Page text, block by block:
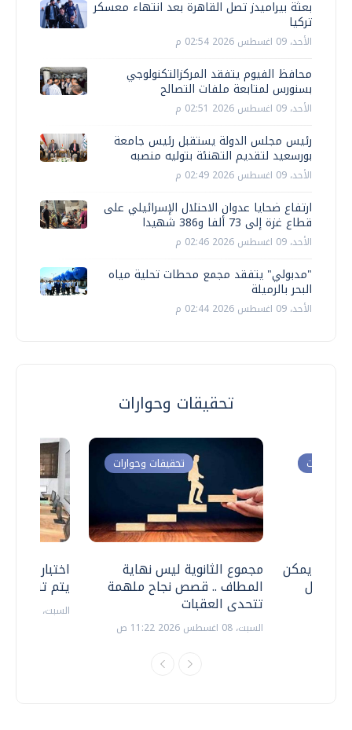
بعثة بيراميدز تصل القاهرة بعد انتهاء معسكر
تركيا
الأحد، 09 اغسطس 2026 02:54 م
محافظ الفيوم يتفقد المركزالتكنولوجي
بسنورس لمتابعة ملفات التصالح
الأحد، 09 اغسطس 2026 02:51 م
رئيس مجلس الدولة يستقبل رئيس جامعة
بورسعيد لتقديم التهنئة بتوليه منصبه
الأحد، 09 اغسطس 2026 02:49 م
ارتفاع ضحايا عدوان الاحتلال الإسرائيلي على
قطاع غزة إلى 73 ألفا و386 شهيدا
الأحد، 09 اغسطس 2026 02:46 م
"مدبولي" يتفقد مجمع محطات تحلية مياه
البحر بالرميلة
الأحد، 09 اغسطس 2026 02:44 م
تحقيقات وحوارات
اختبارات
يتم
السبت، 18 يوليو 2026 09:22 ص
تحقيقات وحوارات
مجموع الثانوية ليس نهاية
المطاف .. قصص نجاح ملهمة
تتحدى العقبات
السبت، 08 اغسطس 2026 11:22 ص
وحوارات
.. هل يمكن
نتعامل